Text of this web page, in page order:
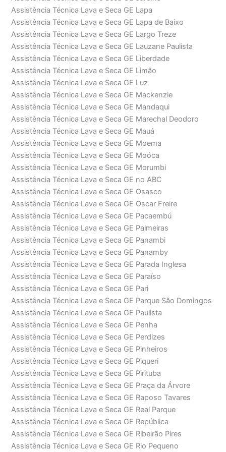
Assistência Técnica Lava e Seca GE Lapa
Assistência Técnica Lava e Seca GE Lapa de Baixo
Assistência Técnica Lava e Seca GE Largo Treze
Assistência Técnica Lava e Seca GE Lauzane Paulista
Assistência Técnica Lava e Seca GE Liberdade
Assistência Técnica Lava e Seca GE Limão
Assistência Técnica Lava e Seca GE Luz
Assistência Técnica Lava e Seca GE Mackenzie
Assistência Técnica Lava e Seca GE Mandaqui
Assistência Técnica Lava e Seca GE Marechal Deodoro
Assistência Técnica Lava e Seca GE Mauá
Assistência Técnica Lava e Seca GE Moema
Assistência Técnica Lava e Seca GE Moóca
Assistência Técnica Lava e Seca GE Morumbi
Assistência Técnica Lava e Seca GE no ABC
Assistência Técnica Lava e Seca GE Osasco
Assistência Técnica Lava e Seca GE Oscar Freire
Assistência Técnica Lava e Seca GE Pacaembú
Assistência Técnica Lava e Seca GE Palmeiras
Assistência Técnica Lava e Seca GE Panambi
Assistência Técnica Lava e Seca GE Panamby
Assistência Técnica Lava e Seca GE Parada Inglesa
Assistência Técnica Lava e Seca GE Paraíso
Assistência Técnica Lava e Seca GE Pari
Assistência Técnica Lava e Seca GE Parque São Domingos
Assistência Técnica Lava e Seca GE Paulista
Assistência Técnica Lava e Seca GE Penha
Assistência Técnica Lava e Seca GE Perdizes
Assistência Técnica Lava e Seca GE Pinheiros
Assistência Técnica Lava e Seca GE Piqueri
Assistência Técnica Lava e Seca GE Pirituba
Assistência Técnica Lava e Seca GE Praça da Árvore
Assistência Técnica Lava e Seca GE Raposo Tavares
Assistência Técnica Lava e Seca GE Real Parque
Assistência Técnica Lava e Seca GE República
Assistência Técnica Lava e Seca GE Ribeirão Pires
Assistência Técnica Lava e Seca GE Rio Pequeno